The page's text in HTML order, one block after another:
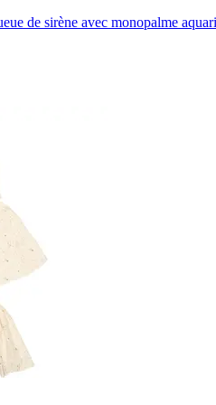
de sirène avec monopalme